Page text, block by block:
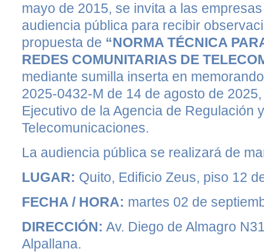
mayo de 2015, se invita a las
audiencia pública para recibir
propuesta de “NORMA TÉCNICA
REDES COMUNITARIAS DE
mediante sumilla inserta en
2025-0432-M de 14 de agosto de
Ejecutivo de la Agencia de Regulación
Telecomunicaciones.
La audiencia pública se realizará de
LUGAR: Quito, Edificio Zeus, piso 12
FECHA / HORA: martes 02 de
DIRECCIÓN: Av. Diego de Almagro
Alpallana.